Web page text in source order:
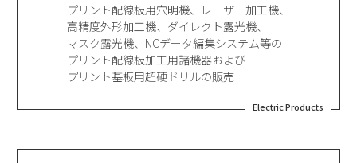
プリント配線板用穴明機、レーザー加工機、
高精度外形加工機、ダイレクト露光機、
マスク露光機、NCデータ編集システム等の
プリント配線板加工用諸機器および
プリント基板用超硬ドリルの販売
Electric Products